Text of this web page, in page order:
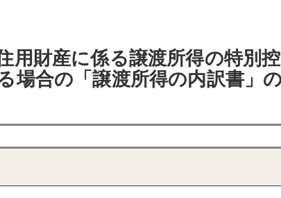
用財産に係る譲渡所得の特別
場合の「譲渡所得の内訳書」